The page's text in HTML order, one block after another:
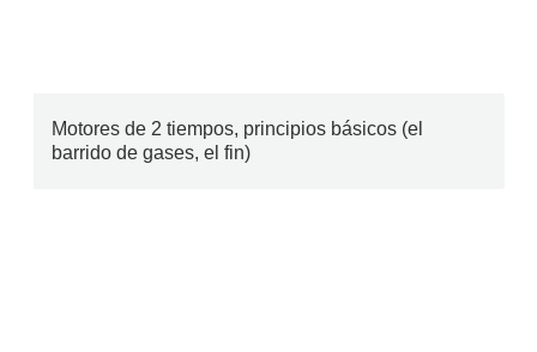
Motores de 2 tiempos, principios básicos (el
barrido de gases, el fin)